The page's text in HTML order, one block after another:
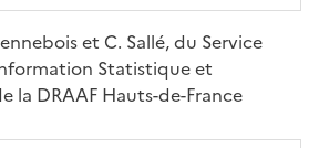
et C. Sallé, du Service
Statistique et
la DRAAF Hauts-de-France